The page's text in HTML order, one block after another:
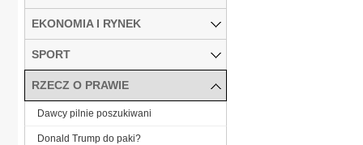
EKONOMIA I RYNEK
SPORT
RZECZ O PRAWIE
Dawcy pilnie poszukiwani
Donald Trump do paki?